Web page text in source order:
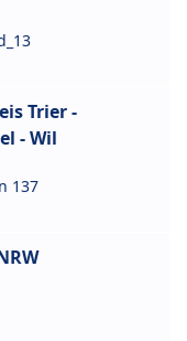
Trier -
- Wil
137